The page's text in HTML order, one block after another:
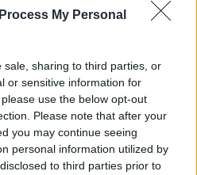
My Personal
sale, sharing to third parties, or
or sensitive information for
use the below opt-out
Please note that after your
you may continue seeing
personal information utilized by
to third parties prior to
Derthona – Fossano 5-